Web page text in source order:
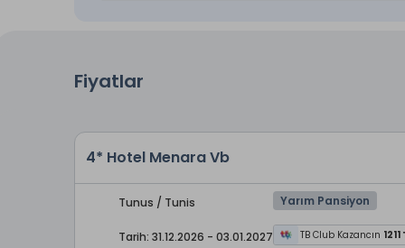
Fiyatlar
4* Hotel Menara Vb
Tunus / Tunis
Tarih: 31.12.2026 - 03.01.2027
Yarım Pansiyon
TB Club Kazancın